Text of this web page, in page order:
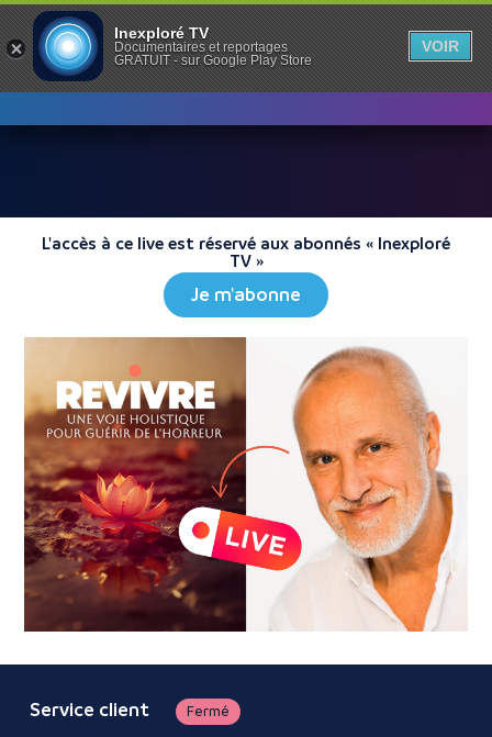
L'accès à ce live est réservé aux abonnés « Inexploré
TV »
Je m'abonne
Service client Fermé
Inexploré TV
Documentaires et reportages
GRATUIT - sur Google Play Store
VOIR